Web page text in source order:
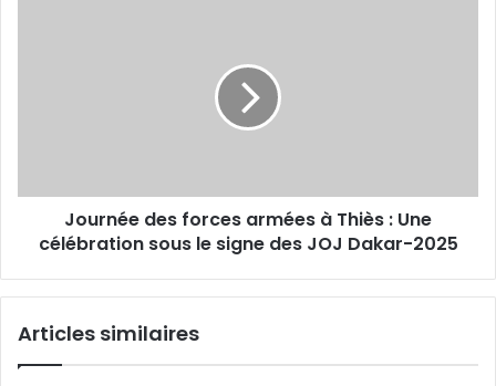
célébration
Dakar-
Journée des forces armées à Thiès : Une
célébration sous le signe des JOJ Dakar-2025
Articles similaires